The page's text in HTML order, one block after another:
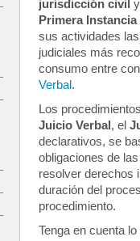
jurisdicción civil
Primera Instancia
sus actividades
judiciales más
consumo entre
Verbal .
Los
Juicio Verbal , el
declarativos, se
obligaciones de
resolver derechos
duración del
procedimiento.
Tenga en cuenta